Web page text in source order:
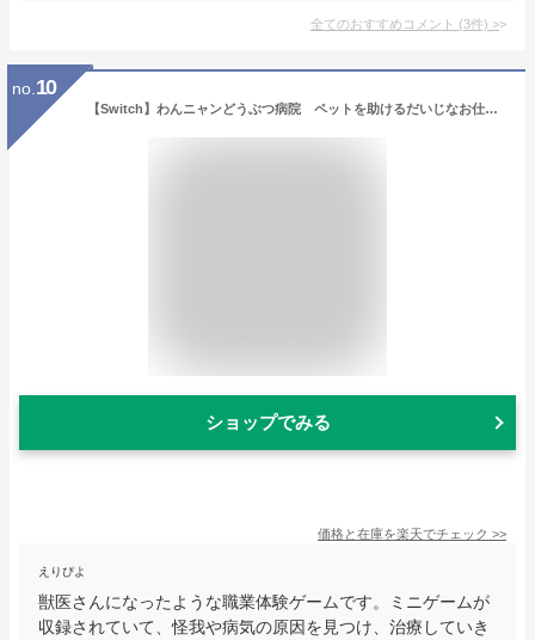
全てのおすすめコメント (3件) >
no. 10
【Switch】わんニャンどうぶつ病院 ペットを助けるだいじなお仕事 日本コロムビア [HAC-P-AX6FA NSW ワンニャンドウブツビョウイン]
ショップでみる
価格と在庫を楽天でチェック >>
えりぴよ
獣医さんになったような職業体験ゲームです。ミニゲームが
収録されていて、怪我や病気の原因を見つけ、治療していき